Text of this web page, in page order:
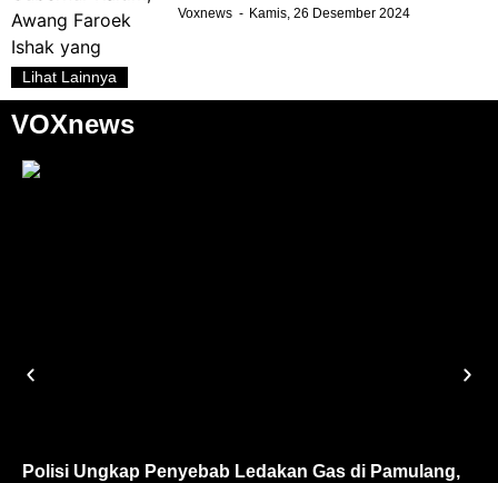
Voxnews Kamis, 26 Desember 2024
Lihat Lainnya
VOXnews
Polisi Ungkap Penyebab Ledakan Gas di Pamulang,